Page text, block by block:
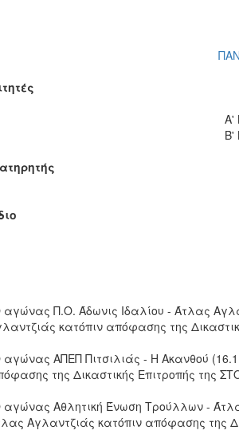
Α'
Β'
αγώνας Π.Ο. Άδωνις Ιδαλίου - Άτλας
κατόπιν απόφασης της
αγώνας ΑΠΕΠ Πιτσιλιάς - Η Ακανθού
της Δικαστικής Επιτροπής της
αγώνας Αθλητική Ένωση Τρούλλων -
Αγλαντζιάς κατόπιν απόφασης της